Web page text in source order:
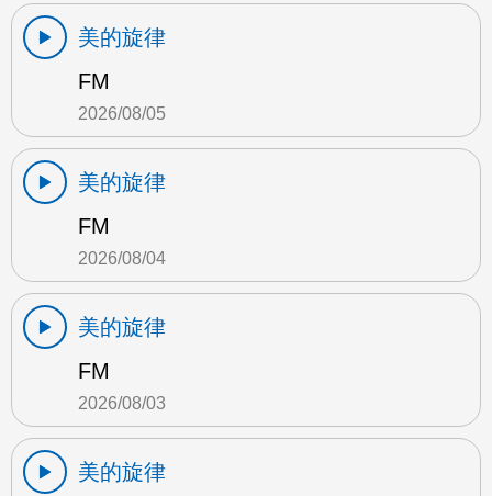
美的旋律
FM
2026/08/05
美的旋律
FM
2026/08/04
美的旋律
FM
2026/08/03
美的旋律